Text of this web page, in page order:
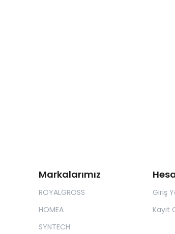
Markalarımız
ROYALGROSS
HOMEA
SYNTECH
Giriş
Kayıt